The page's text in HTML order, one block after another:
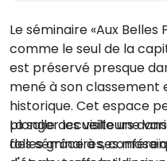
Le séminaire «Aux Belles
comme le seul de la
est préservé presque
mené à son
historique. Cet espace
plonger les visiteurs
folles grâce à ses
La salle accueille une
des séminaires,